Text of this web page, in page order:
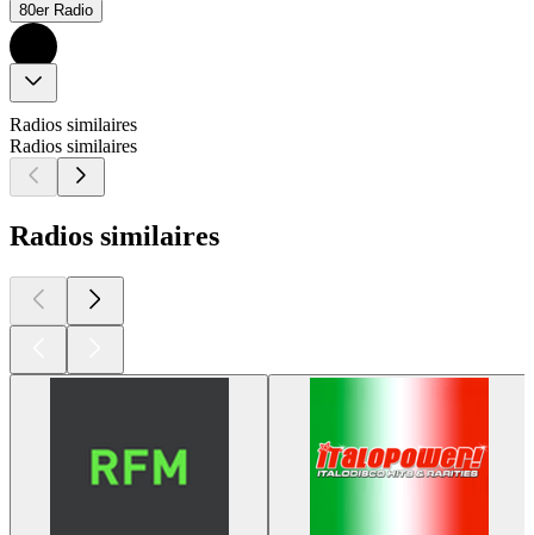
80er Radio
Radios similaires
Radios similaires
Radios similaires